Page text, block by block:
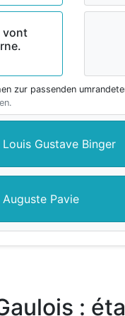
vont
zur passenden
Louis Gustave Binger
Auguste Pavie
: